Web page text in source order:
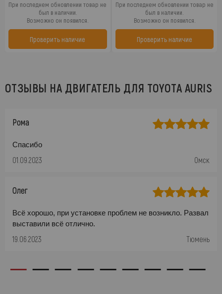
При последнем обновлении товар не
был в наличии.
Возможно он появился.
Проверить наличие
При последнем обновлении товар не
был в наличии.
Возможно он появился.
Проверить наличие
ОТЗЫВЫ НА ДВИГАТЕЛЬ ДЛЯ TOYOTA AURIS
Рома
Спасибо
01.09.2023 Омск
Олег
Всё хорошо, при установке проблем не возникло. Развал
выставили всё отлично.
19.06.2023 Тюмень